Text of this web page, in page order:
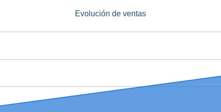
Evolución de ventas